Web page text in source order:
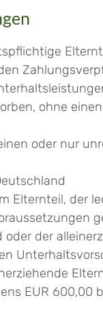
ohne
oder nur
Elternteil, der
oder der
EUR 600,00